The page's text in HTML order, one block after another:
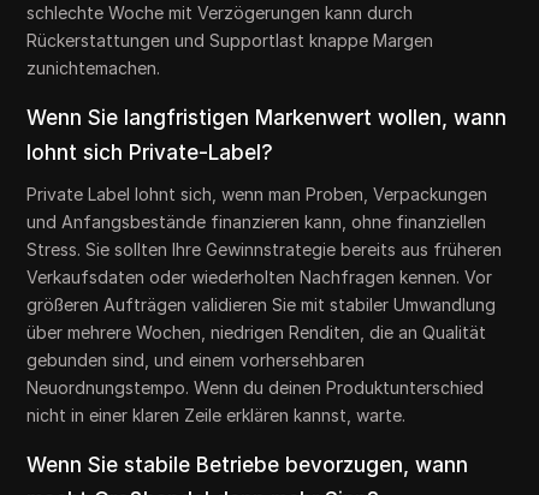
schlechte Woche mit Verzögerungen kann durch
Rückerstattungen und Supportlast knappe Margen
zunichtemachen.
Wenn Sie langfristigen Markenwert wollen, wann
lohnt sich Private-Label?
Private Label lohnt sich, wenn man Proben, Verpackungen
und Anfangsbestände finanzieren kann, ohne finanziellen
Stress. Sie sollten Ihre Gewinnstrategie bereits aus früheren
Verkaufsdaten oder wiederholten Nachfragen kennen. Vor
größeren Aufträgen validieren Sie mit stabiler Umwandlung
über mehrere Wochen, niedrigen Renditen, die an Qualität
gebunden sind, und einem vorhersehbaren
Neuordnungstempo. Wenn du deinen Produktunterschied
nicht in einer klaren Zeile erklären kannst, warte.
Wenn Sie stabile Betriebe bevorzugen, wann